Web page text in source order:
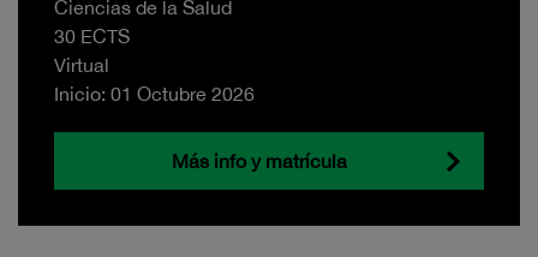
Ciencias de la Salud
30 ECTS
Virtual
Inicio: 01 Octubre 2026
Más info y matrícula